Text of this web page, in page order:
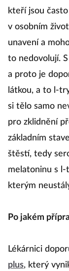
kteří jsou
v osobním
unavení a
to nedovolují.
a proto je
látkou, a to l-
si tělo samo
pro zklidnění
základním
štěstí, tedy
melatoninu s
kterým
Po jakém
Lékárnici
plus, který